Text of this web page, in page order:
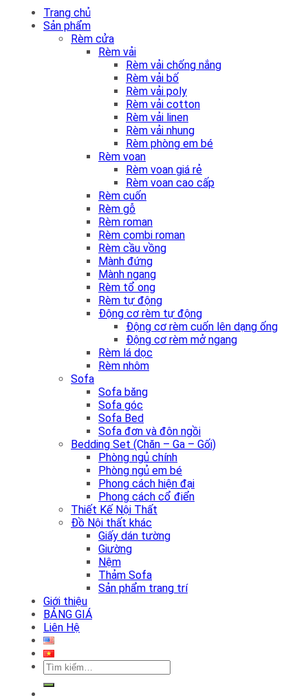
Trang chủ
Sản phẩm
Rèm cửa
Rèm vải
Rèm vải chống nắng
Rèm vải bố
Rèm vải poly
Rèm vải cotton
Rèm vải linen
Rèm vải nhung
Rèm phòng em bé
Rèm voan
Rèm voan giá rẻ
Rèm voan cao cấp
Rèm cuốn
Rèm gỗ
Rèm roman
Rèm combi roman
Rèm cầu vồng
Mành đứng
Mành ngang
Rèm tổ ong
Rèm tự động
Động cơ rèm tự động
Động cơ rèm cuốn lên dạng ống
Động cơ rèm mở ngang
Rèm lá dọc
Rèm nhôm
Sofa
Sofa băng
Sofa góc
Sofa Bed
Sofa đơn và đôn ngồi
Bedding Set (Chăn – Ga – Gối)
Phòng ngủ chính
Phòng ngủ em bé
Phong cách hiện đại
Phong cách cổ điển
Thiết Kế Nội Thất
Đồ Nội thất khác
Giấy dán tường
Giường
Nệm
Thảm Sofa
Sản phẩm trang trí
Giới thiệu
BẢNG GIÁ
Liên Hệ
Tìm
kiếm: